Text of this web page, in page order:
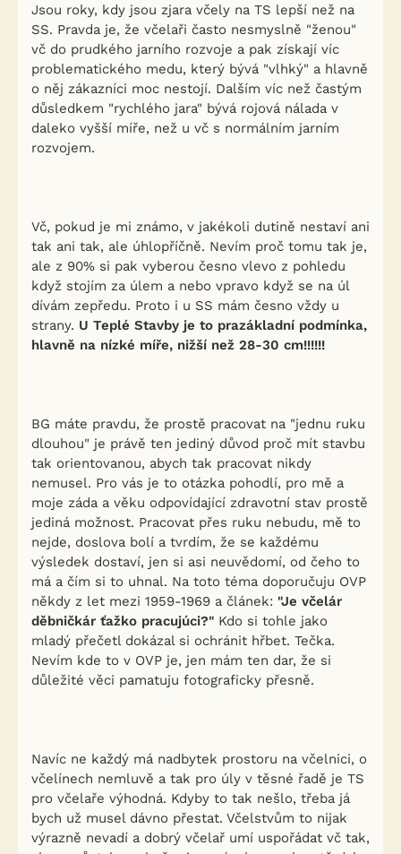
Jsou roky, kdy jsou zjara včely na TS lepší než na
SS. Pravda je, že včelaři často nesmyslně "ženou"
vč do prudkého jarního rozvoje a pak získají víc
problematického medu, který bývá "vlhký" a hlavně
o něj zákazníci moc nestojí. Dalším víc než častým
důsledkem "rychlého jara" bývá rojová nálada v
daleko vyšší míře, než u vč s normálním jarním
rozvojem.
Vč, pokud je mi známo, v jakékoli dutině nestaví ani
tak ani tak, ale úhlopříčně. Nevím proč tomu tak je,
ale z 90% si pak vyberou česno vlevo z pohledu
když stojím za úlem a nebo vpravo když se na úl
dívám zepředu. Proto i u SS mám česno vždy u
strany. U Teplé Stavby je to prazákladní podmínka,
hlavně na nízké míře, nižší než 28-30 cm!!!!!!
BG máte pravdu, že prostě pracovat na "jednu ruku
dlouhou" je právě ten jediný důvod proč mít stavbu
tak orientovanou, abych tak pracovat nikdy
nemusel. Pro vás je to otázka pohodlí, pro mě a
moje záda a věku odpovídající zdravotní stav prostě
jediná možnost. Pracovat přes ruku nebudu, mě to
nejde, doslova bolí a tvrdím, že se každému
výsledek dostaví, jen si asi neuvědomí, od čeho to
má a čím si to uhnal. Na toto téma doporučuju OVP
někdy z let mezi 1959-1969 a článek: "Je včelár
děbničkár ťažko pracujúci?" Kdo si tohle jako
mladý přečetl dokázal si ochránit hřbet. Tečka.
Nevím kde to v OVP je, jen mám ten dar, že si
důležité věci pamatuju fotograficky přesně.
Navíc ne každý má nadbytek prostoru na včelnici, o
včelínech nemluvě a tak pro úly v těsné řadě je TS
pro včelaře výhodná. Kdyby to tak nešlo, třeba já
bych už musel dávno přestat. Včelstvům to nijak
výrazně nevadí a dobrý včelař umí uspořádat vč tak,